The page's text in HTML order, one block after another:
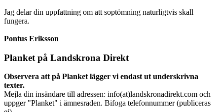
Jag delar din uppfattning om att soptömning naturligtvis skall
fungera.
Pontus Eriksson
Planket på Landskrona Direkt
Observera att på Planket lägger vi endast ut underskrivna
texter.
Mejla din insändare till adressen: info(at)landskronadirekt.com och
uppger "Planket" i ämnesraden. Bifoga telefonnummer (publiceras